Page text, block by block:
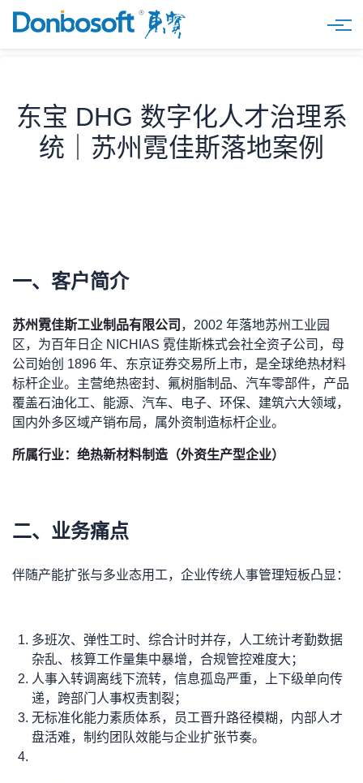
猎狗招聘数字人
东小二自助数字人
员工自助APP
学习成长
智能薪酬
战略绩效
解决方案
医疗行业
连锁零售
制造行业
客户案例
公司介绍
公司动态
东宝人才研究院
东宝资讯
东宝 DHG 数字化人才治理系
统｜苏州霓佳斯落地案例
一、客户简介
苏州霓佳斯工业制品有限公司 ，2002 年落地苏州工业园
区，为百年日企 NICHIAS 霓佳斯株式会社全资子公司，母
公司始创 1896 年、东京证券交易所上市，是全球绝热材料
标杆企业。主营绝热密封、氟树脂制品、汽车零部件，产品
覆盖石油化工、能源、汽车、电子、环保、建筑六大领域，
国内外多区域产销布局，属外资制造标杆企业。
所属行业：绝热新材料制造（外资生产型企业）
二、业务痛点
伴随产能扩张与多业态用工，企业传统人事管理短板凸显：
多班次、弹性工时、综合计时并存，人工统计考勤数据
杂乱、核算工作量集中暴增，合规管控难度大；
人事入转调离线下流转，信息孤岛严重，上下级单向传
递，跨部门人事权责割裂；
无标准化能力素质体系，员工晋升路径模糊，内部人才
盘活难，制约团队效能与企业扩张节奏。